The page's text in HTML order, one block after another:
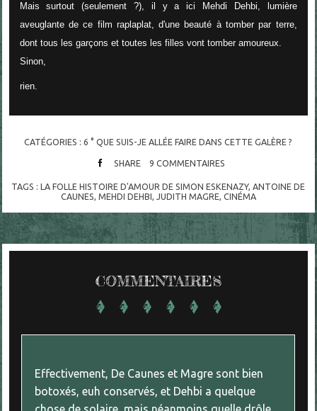
Mais surtout (seulement ?), il y a ici Mehdi Dehbi, lumière
aveuglante de ce film raplaplat, d'une beauté à tomber par terre,
dont tous les garçons et toutes les filles vont tomber amoureux.
Sinon,
rien.
CATÉGORIES :6 ° QUE SUIS-JE ALLÉE FAIRE DANS CETTE GALÈRE ?
SHARE 9 COMMENTAIRES
TAGS :LA FOLLE HISTOIRE D'AMOUR DE SIMON ESKENAZY, ANTOINE DE
CAUNES MEHDI DEHBI JUDITH MAGRE CINÉMA
COMMENTAIRES
Effectivement, De Caunes et Magre sont bien
botoxés, euh conservés, et Dehbi a quelque